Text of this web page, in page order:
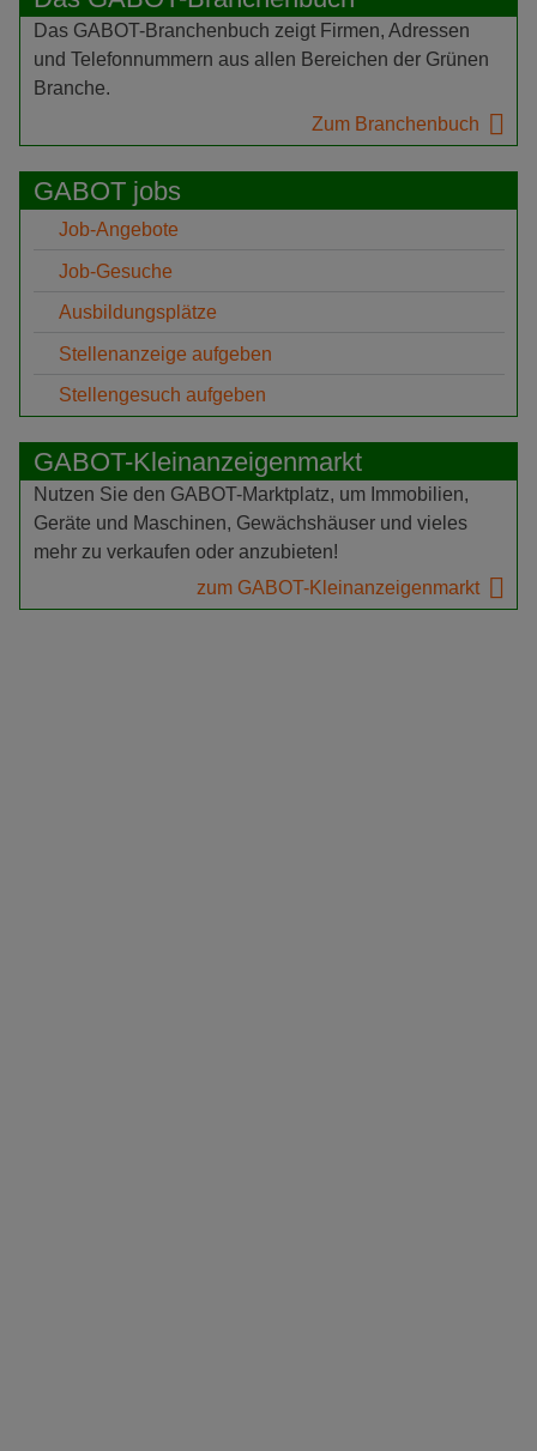
Das GABOT-Branchenbuch zeigt Firmen, Adressen
und Telefonnummern aus allen Bereichen der Grünen
Branche.
Zum Branchenbuch
GABOT jobs
Job-Angebote
Job-Gesuche
Ausbildungsplätze
Stellenanzeige aufgeben
Stellengesuch aufgeben
GABOT-Kleinanzeigenmarkt
Nutzen Sie den GABOT-Marktplatz, um Immobilien,
Geräte und Maschinen, Gewächshäuser und vieles
mehr zu verkaufen oder anzubieten!
zum GABOT-Kleinanzeigenmarkt